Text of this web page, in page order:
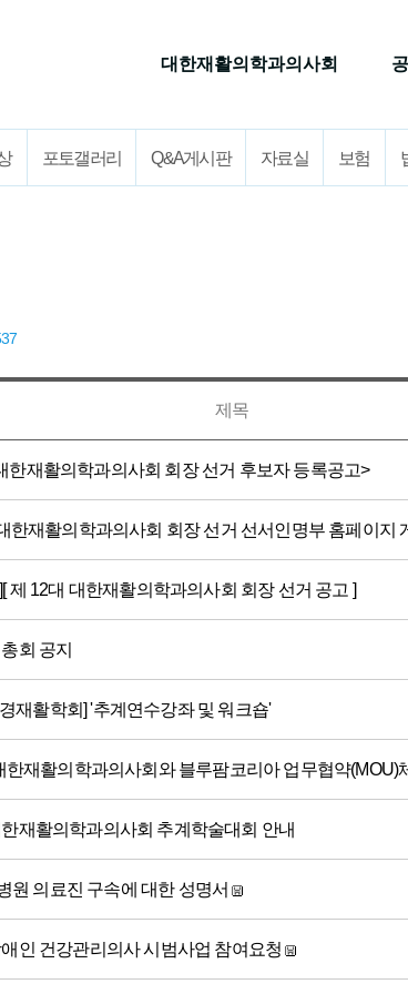
대한재활의학과의사회
포토갤러리 Q&A게시판 자료실 보험
제목
한재활의학과의사회 회장 선거 후보자 등록공고>
한재활의학과의사회 회장 선거 선서인명부 홈페이지
제 12대 대한재활의학과의사회 회장 선거 공고 ]
회 공지
재활학회] '추계연수강좌 및 워크숍'
한재활의학과의사회와 블루팜코리아 업무협약(MOU)
재활의학과의사회 추계학술대회 안내
원 의료진 구속에 대한 성명서
인 건강관리의사 시범사업 참여요청